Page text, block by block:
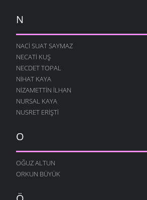
N
NACI SUAT SAYMAZ
NECATI KUŞ
NECDET TOPAL
NIHAT KAYA
NIZAMETTIN İLHAN
NURSAL KAYA
NUSRET ERIŞTI
O
OĞUZ ALTUN
ORKUN BÜYÜK